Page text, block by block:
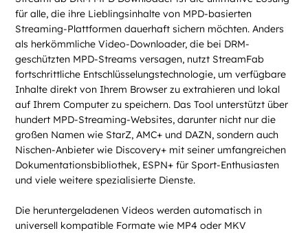
für alle, die ihre Lieblingsinhalte von MPD-basierten
Streaming-Plattformen dauerhaft sichern möchten. Anders
als herkömmliche Video-Downloader, die bei DRM-
geschützten MPD-Streams versagen, nutzt StreamFab
fortschrittliche Entschlüsselungstechnologie, um verfügbare
Inhalte direkt von Ihrem Browser zu extrahieren und lokal
auf Ihrem Computer zu speichern. Das Tool unterstützt über
hundert MPD-Streaming-Websites, darunter nicht nur die
großen Namen wie StarZ, AMC+ und DAZN, sondern auch
Nischen-Anbieter wie Discovery+ mit seiner umfangreichen
Dokumentationsbibliothek, ESPN+ für Sport-Enthusiasten
und viele weitere spezialisierte Dienste.
Die heruntergeladenen Videos werden automatisch in
universell kompatible Formate wie MP4 oder MKV